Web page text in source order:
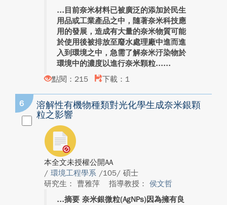
目前奈米材料已被廣泛的添加於民生
用品或工業產品之中，隨著奈米科技應
用的發展，造成有大量的奈米物質可能
於使用後被排放至廢水處理廠中進而進
入到環境之中，急需了解奈米汙染物於
環境中的濃度以進行奈米顆粒...
點閱：215
下載：1
6
溶解性有機物種類對光化學生成奈米銀顆
粒之影響
本全文未授權公開AA
/ 環境工程學系 /105/ 碩士
研究生： 曹雅萍
指導教授： 侯文哲
摘要 奈米銀微粒(AgNPs)因為擁有良